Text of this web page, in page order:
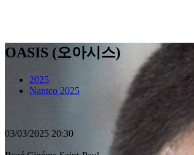
OASIS (오아시스)
2025
Nantco 2025
03/03/2025 20:30